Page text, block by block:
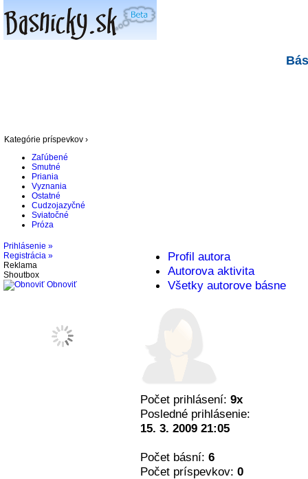
Kategórie príspevkov ›
Zaľúbené
Smutné
Priania
Vyznania
Ostatné
Cudzojazyčné
Sviatočné
Próza
Prihlásenie »
Registrácia »
Reklama
Shoutbox
Obnoviť
Profil autora
Autorova aktivita
Všetky autorove básne
Počet prihlásení: 9x
Posledné prihlásenie:
15. 3. 2009 21:05
Počet básní: 6
Počet príspevkov: 0